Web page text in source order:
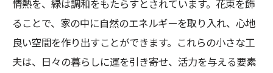
開運スポット訪問者の体験談
神奈川県での開運エピソード集
日常生活に変化をもたらした花の力
情熱を、緑は調和をもたらすとされています。花束を飾
ることで、家の中に自然のエネルギーを取り入れ、心地
良い空間を作り出すことができます。これらの小さな工
夫は、日々の暮らしに運を引き寄せ、活力を与える要素